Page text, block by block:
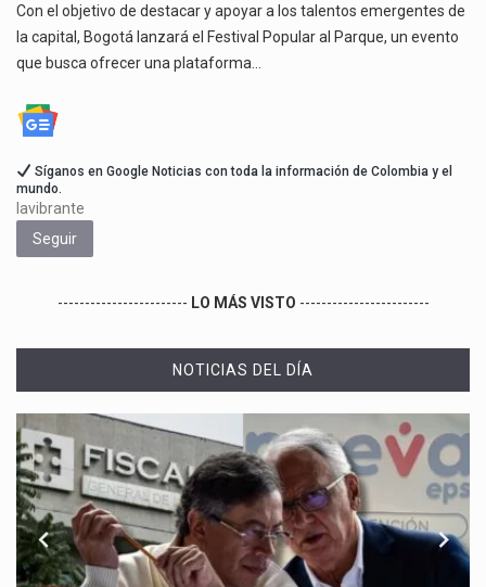
Con el objetivo de destacar y apoyar a los talentos emergentes de
la capital, Bogotá lanzará el Festival Popular al Parque, un evento
que busca ofrecer una plataforma…
Síganos en Google Noticias con toda la información de Colombia y el
mundo.
lavibrante
Seguir
------------------------ LO MÁS VISTO ------------------------
NOTICIAS DEL DÍA